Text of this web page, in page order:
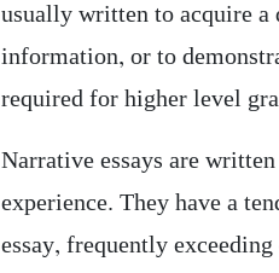
usually written to acquire a
information, or to
required for higher level
Narrative essays are
experience. They have a
essay, frequently